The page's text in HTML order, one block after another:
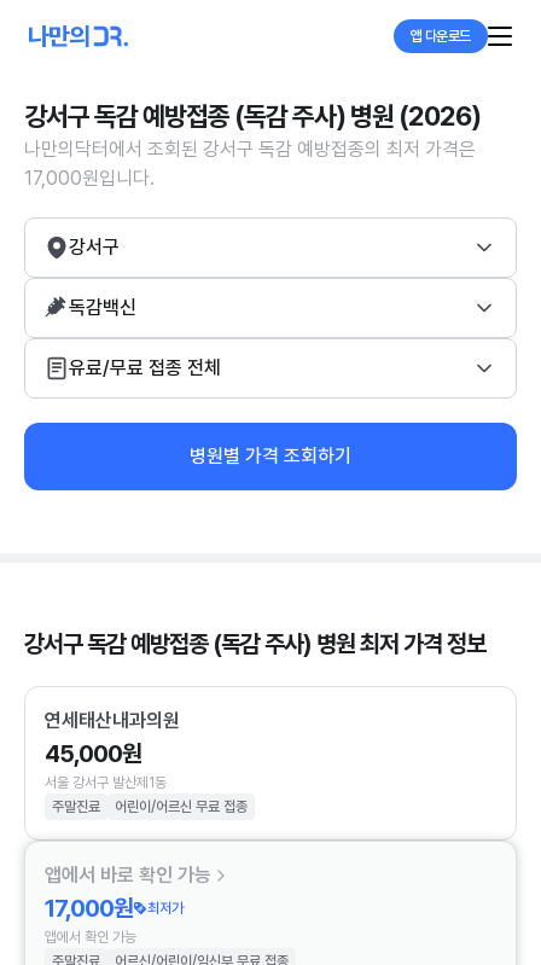
앱 다운로드
강서구 독감 예방접종 (독감 주사) 병원 (2026)
나만의닥터에서 조회된 강서구 독감 예방접종의 최저 가격은
17,000원입니다.
강서구
독감백신
유료/무료 접종 전체
병원별 가격 조회하기
강서구 독감 예방접종 (독감 주사) 병원 최저 가격 정보
연세태산내과의원
45,000원
서울 강서구 발산제1동
주말진료
어린이/어르신 무료 접종
앱에서 바로 확인 가능
17,000원
최저가
앱에서 확인 가능
주말진료
어르신/어린이/임신부 무료 접종